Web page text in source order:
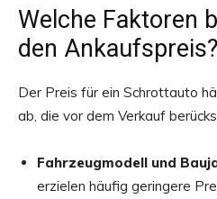
Welche Faktoren
den Ankaufspreis?
Der Preis für ein Schrottauto
ab, die vor dem Verkauf
Fahrzeugmodell und
erzielen häufig geringere